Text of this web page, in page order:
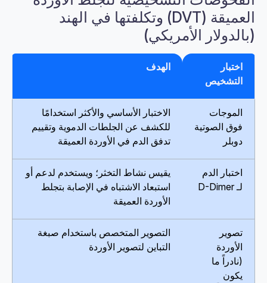
العميقة (DVT) وتكلفتها في الهند
(بالدولار الأمريكي)
اختبار
التشخيص
الهدف
الموجات
فوق الصوتية
دوبلر
الاختبار الأساسي والأكثر استخدامًا
للكشف عن الجلطات الدموية وتقييم
تدفق الدم في الأوردة العميقة
اختبار الدم
لـ D-Dimer
يقيس نشاط التخثر؛ ويستخدم لدعم أو
استبعاد الاشتباه في الإصابة بتجلط
الأوردة العميقة
تصوير
الأوردة
(نادراً ما
يكون
التصوير المتخصص باستخدام صبغة
التباين لتصوير الأوردة